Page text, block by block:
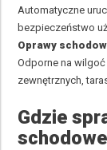
Automatyczne
bezpieczeństwo
Oprawy
Odporne na
zewnętrznych,
Gdzie